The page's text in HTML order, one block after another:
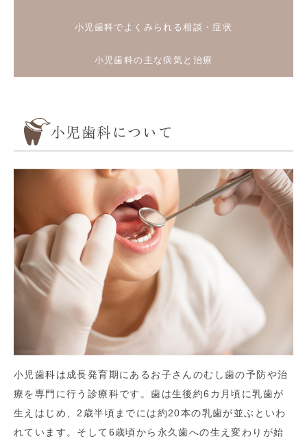
小児歯科でよくみられる相談・症状
小児歯科の主な病気と治療
小児歯科について
小児歯科は成長発育期にあるお子さんのむし歯の予防や治
療を専門に行う診療科です。歯は生後約6カ月頃に乳歯が
生えはじめ、2歳半頃までには約20本の乳歯が並ぶといわ
れています。そして6歳頃から永久歯への生え変わりが始